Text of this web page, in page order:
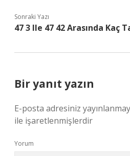
Sonraki Yazı
47 3 Ile 47 42 Arasında Kaç
Bir yanıt yazın
E-posta adresiniz
ile işaretlenmişlerdir
Yorum